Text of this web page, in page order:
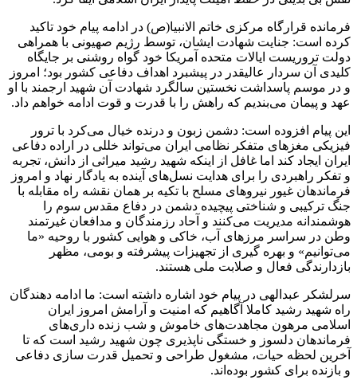
کرده است: جنایت شهادت ایشان، توسط رژیم صهیونی با همراهی
دولت تروریست ایالات متحده آمریکا خود گواه روشنی بر جایگاه
کلیدی آن سردار عالیقدر در پیشبرد اهداف دفاعی کشور بود؛ امروز
و در موسم پاسداشت نخستین سالگرد شهادت آن شهید ارجمند با او
عهد و پیمان می‌بندیم که راهش را با قدرت و قوت ادامه خواهم داد.
فیزیکی مغزهای متفکر نظامی ایران می‌تواند خللی در اراده دفاعی
ایران ایجاد کند اما غافل از اینکه شهید رشید میراثی از دانش، تجربه
و تفکر راهبردی را برای هدایت نسل‌های آینده به یادگار نهاد و امروز
فرماندهان غیور نیروهای مسلح با تکیه بر همان نقشه راه مقابله با
جنگ ترکیبی و شناختی پیچیده دشمن در دفاع مقدس سوم را
هوشمندانه مدیریت می‌کنند و آحاد رزمندگان و مدافعان غیرتمند
وطن در سراسر مرزهای آب، خاکی و هوایی کشور با روحیه «ما
می‌توانیم» و بهره گیری از تجهیزات پیشرفته و بومی، مظهر
بازدارندگی فعال و صلابت ملی هستند.
راه شهید رشید کاملا آگاهیم که امنیت و آرامش امروز ایران
اسلامی مرهون مجاهدت‌های خاموش و شب زنده داری‌های
فرماندهان دلسوز و خستگی ناپذیری چون شهید رشید است که تا
آخرین لحظه حیات، مشغول طراحی و تحمیل قدرت سازی دفاعی
و بازنده برای کشور بوده‌اند.